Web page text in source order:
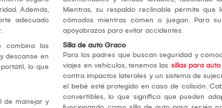
Además,
adecuado
combina las
descanse en
lo que
de manejar y
Mientras, su respaldo reclinable permite que
cómodos mientras comen o juegan. Para
apoyabrazos para evitar accidentes.
Silla de auto Graco
Para los padres que buscan seguridad y
viajes en vehículos, tenemos las sillas para
contra impactos laterales y un sistema de
el bebé esté protegido en caso de colisión.
convertibles, lo que significa que pueden